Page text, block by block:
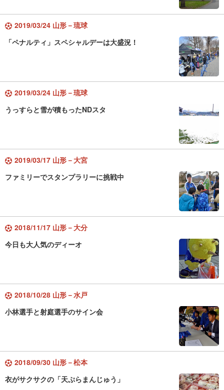
2019/03/24 山形－琉球
「ペナルティ」スペシャルデーは大盛況！
2019/03/24 山形－琉球
うっすらと雪が積もったNDスタ
2019/03/17 山形－大宮
ファミリーでスタンプラリーに挑戦中
2018/11/17 山形－大分
今日も大人気のディーオ
2018/10/28 山形－水戸
小林選手と射庭選手のサイン会
2018/09/30 山形－松本
衣がサクサクの「天ぷらまんじゅう」